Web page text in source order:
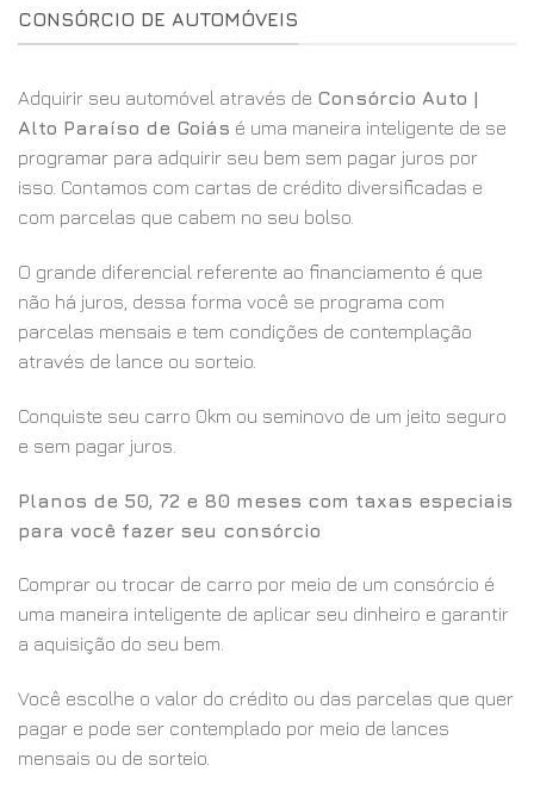
CONSÓRCIO DE AUTOMÓVEIS
Adquirir seu automóvel através de Consórcio Auto |
Alto Paraíso de Goiás é uma maneira inteligente de se
programar para adquirir seu bem sem pagar juros por
isso. Contamos com cartas de crédito diversificadas e
com parcelas que cabem no seu bolso.
O grande diferencial referente ao financiamento é que
não há juros, dessa forma você se programa com
parcelas mensais e tem condições de contemplação
através de lance ou sorteio.
Conquiste seu carro 0km ou seminovo de um jeito seguro
e sem pagar juros.
Planos de 50, 72 e 80 meses com taxas especiais
para você fazer seu consórcio
Comprar ou trocar de carro por meio de um consórcio é
uma maneira inteligente de aplicar seu dinheiro e garantir
a aquisição do seu bem.
Você escolhe o valor do crédito ou das parcelas que quer
pagar e pode ser contemplado por meio de lances
mensais ou de sorteio.